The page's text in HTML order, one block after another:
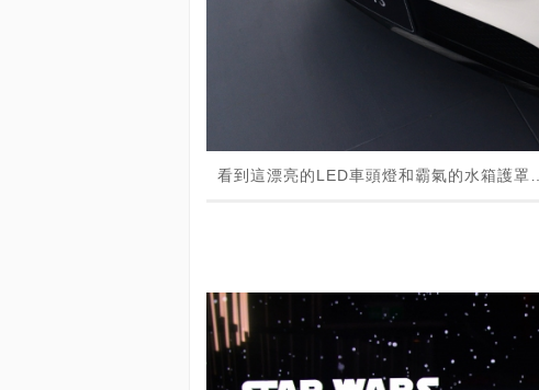
看到這漂亮的LED車頭燈和霸氣的水箱護罩…